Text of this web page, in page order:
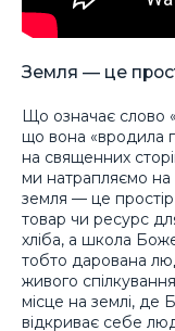
Земля — це
Що означає слово
що вона «вродила
на священних
ми натрапляємо на
земля — це
товар чи ресурс
хліба, а школа
тобто дарована
живого
місце на землі, де
відкриває себе